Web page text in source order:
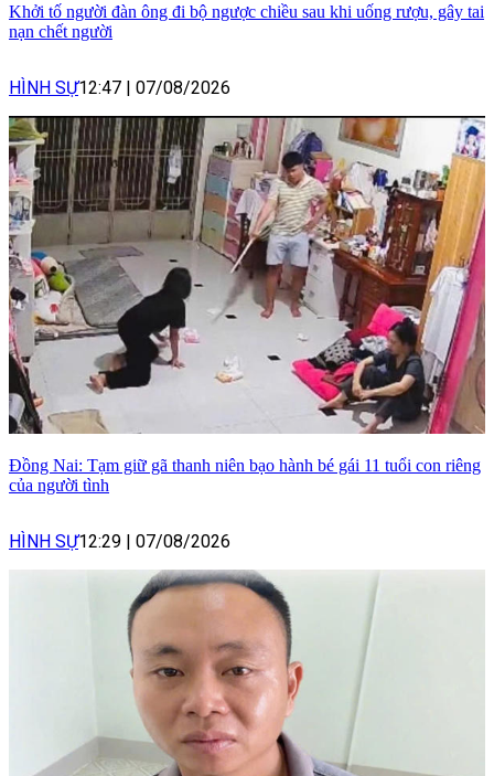
Khởi tố người đàn ông đi bộ ngược chiều sau khi uống rượu, gây tai
nạn chết người
HÌNH SỰ12:47 | 07/08/2026
Đồng Nai: Tạm giữ gã thanh niên bạo hành bé gái 11 tuổi con riêng
của người tình
HÌNH SỰ12:29 | 07/08/2026